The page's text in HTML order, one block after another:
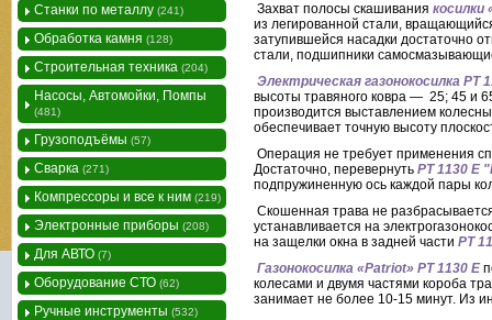
Захват полосы скашивания косилки
из легированной стали,
затупившейся насадки достаточно
стали, подшипники
Электрическая газонокосилка PT
высоты травяного ковра — 25; 45 и
производится выставлением
обеспечивает точную высоту
Операция не требует применения
Достаточно, перевернуть PT 1130 E
подпружиненную ось каждой пары
Скошенная трава не
устанавливается на
на защелки окна в задней части PT
Газонокосилка «Patriot» PT 1130 E
колесами и двумя частями короба
занимает не более 10-15 минут. Из
Станки по металлу (241)
Обработка камня (128)
Строительная техника (204)
Насосы, Автомойки, Помпы
(481)
Грузоподъёмы (57)
Сварка (271)
Компрессоры и все к ним (219)
Электронные приборы (208)
Для АВТО (7)
Оборудование СТО (62)
Ручные инструменты (532)